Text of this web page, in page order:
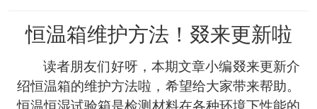
恒温箱维护方法！叕来更新啦
读者朋友们好呀，本期文章小编叕来更新介
绍恒温箱的维护方法啦，希望给大家带来帮助。
恒温恒湿试验箱是检测材料在各种环境下性能的